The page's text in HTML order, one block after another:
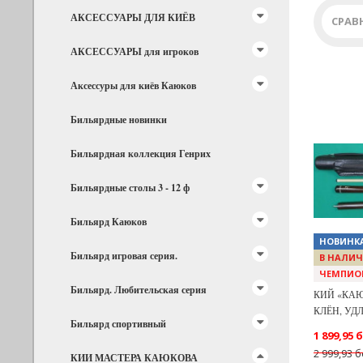
АКСЕССУАРЫ ДЛЯ КИЁВ
АКСЕССУАРЫ для игроков
Аксессуры для киёв Каюков
Бильярдные новинки
Бильярдная коллекция Генрих
Бильярдные столы 3 - 12 ф
Бильярд Каюков
Бильярд игровая серия.
Бильярд. Любительская серия
Бильярд спортивный
КИИ МАСТЕРА КАЮКОВА
лично
также
Previous
В
КИЙ
КЛЁН,
2 999,93
1 899,95